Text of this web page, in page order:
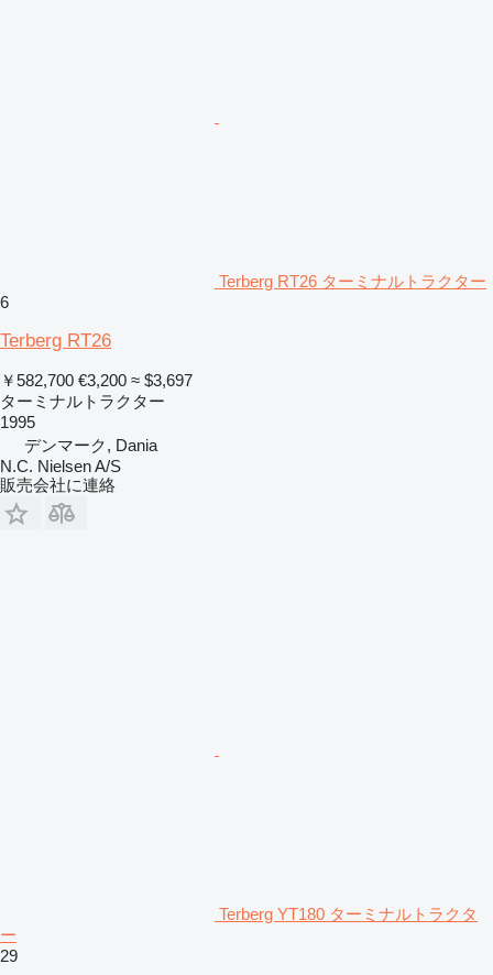
Terberg RT26 ターミナルトラクター
6
Terberg RT26
￥582,700 €3,200 ≈ $3,697
ターミナルトラクター
1995
デンマーク, Dania
N.C. Nielsen A/S
販売会社に連絡
Terberg YT180 ターミナルトラクタ
ー
29